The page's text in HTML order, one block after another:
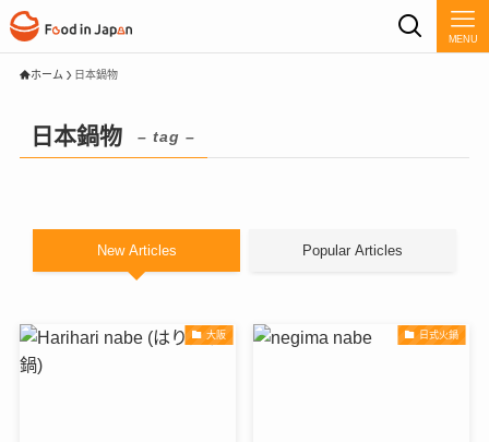
MENU
ホーム 日本鍋物
日本鍋物 – tag –
New Articles Popular Articles
大阪 日式火鍋